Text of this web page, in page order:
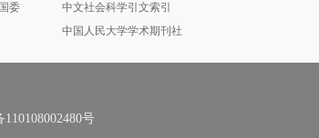
委
中文社会科学引文索引
中国人民大学学术期刊社
号